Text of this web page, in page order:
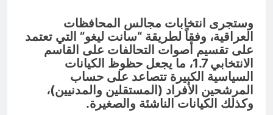
وستجرى انتخابات مجالس المحافظات
العراقية، وفقاً لطريقة “سانت ليغو” التي تعتمد
على تقسيم أصوات التحالفات على القاسم
الانتخابي 1.7، ما يجعل حظوظ الكيانات
السياسية الكبيرة تتصاعد على حساب
المرشحين الأفراد (المستقلين والمدنيين)،
وكذلك الكيانات الناشئة والصغيرة.